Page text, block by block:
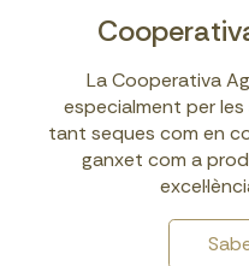
La Cooperativa
especialment per
tant seques com en
ganxet com a